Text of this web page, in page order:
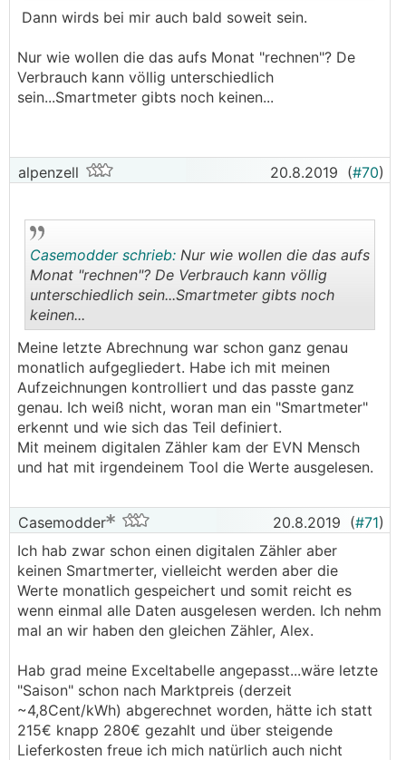
Dann wirds bei mir auch bald soweit sein.
Nur wie wollen die das aufs Monat "rechnen"? De
Verbrauch kann völlig unterschiedlich
sein...Smartmeter gibts noch keinen...
alpenzell 20.8.2019 (#70)
..
Casemodder schrieb: Nur wie wollen die das aufs
Monat "rechnen"? De Verbrauch kann völlig
unterschiedlich sein...Smartmeter gibts noch
keinen...
Meine letzte Abrechnung war schon ganz genau
monatlich aufgegliedert. Habe ich mit meinen
Aufzeichnungen kontrolliert und das passte ganz
genau. Ich weiß nicht, woran man ein "Smartmeter"
erkennt und wie sich das Teil definiert.
Mit meinem digitalen Zähler kam der EVN Mensch
und hat mit irgendeinem Tool die Werte ausgelesen.
Casemodder 20.8.2019 (#71)
Ich hab zwar schon einen digitalen Zähler aber
keinen Smartmerter, vielleicht werden aber die
Werte monatlich gespeichert und somit reicht es
wenn einmal alle Daten ausgelesen werden. Ich nehm
mal an wir haben den gleichen Zähler, Alex.
Hab grad meine Exceltabelle angepasst...wäre letzte
"Saison" schon nach Marktpreis (derzeit
~4,8Cent/kWh) abgerechnet worden, hätte ich statt
215€ knapp 280€ gezahlt und über steigende
Lieferkosten freue ich mich natürlich auch nicht